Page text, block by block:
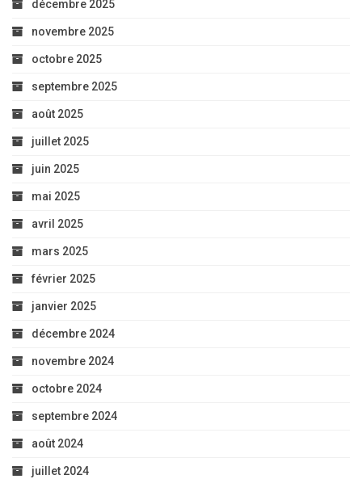
décembre 2025
novembre 2025
octobre 2025
septembre 2025
août 2025
juillet 2025
juin 2025
mai 2025
avril 2025
mars 2025
février 2025
janvier 2025
décembre 2024
novembre 2024
octobre 2024
septembre 2024
août 2024
juillet 2024